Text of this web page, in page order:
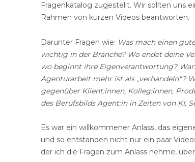
Fragenkatalog zugestellt. Wir sollten uns
Rahmen von kurzen Videos beantworten.
Darunter Fragen wie: Was mach einen
wichtig in der Branche? Wo endet deine
wo beginnt ihre Eigenverantwortung?
Agenturarbeit mehr ist als „verhandeln“?
gegenüber Klient:innen, Kolleg:innen,
des Berufsbilds Agent:in in Zeiten von KI,
Es war ein willkommener Anlass, das
und so entstanden nicht nur ein paar
der ich die Fragen zum Anlass nehme,